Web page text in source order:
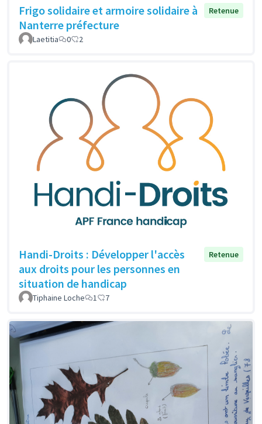
Frigo solidaire et armoire solidaire à
Nanterre préfecture
Retenue
Laetitia 0 2
Handi-Droits : Développer l'accès
aux droits pour les personnes en
situation de handicap
Retenue
Tiphaine Loche 1 7